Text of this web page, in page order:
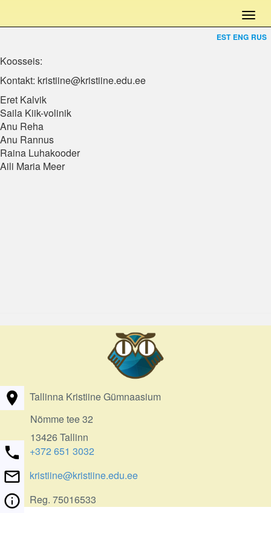
EST ENG RUS
Koosseis:
Kontakt: kristiine@kristiine.edu.ee
Eret Kalvik
Saila Kiik-volinik
Anu Reha
Anu Rannus
Raina Luhakooder
Aili Maria Meer
Tallinna Kristiine Gümnaasium
Nõmme tee 32
13426 Tallinn
+372 651 3032
kristiine@kristiine.edu.ee
Reg. 75016533